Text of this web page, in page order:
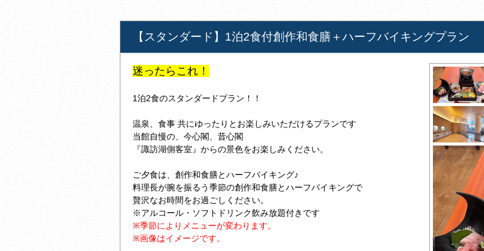
【スタンダード】1泊2食付創作和食膳＋ハーフバイキングプラン
迷ったらこれ！
1泊2食のスタンダードプラン！！
温泉、食事 共にゆったりとお楽しみいただけるプランです
当館自慢の、今心閣、昔心閣
『諏訪湖側客室』からの景色をお楽しみください。
ご夕食は、創作和食膳とハーフバイキング♪
料理長が腕を振るう季節の創作和食膳とハーフバイキングで
贅沢なお時間をお過ごしください。
※アルコール・ソフトドリンク飲み放題付きです
※季節によりメニューが変わります。
※画像はイメージです。